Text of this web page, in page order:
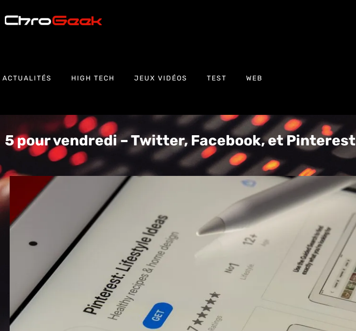
ACTUALITÉS HIGH TECH JEUX VIDÉOS TEST WEB
5 pour vendredi – Twitter, Facebook, et Pinterest